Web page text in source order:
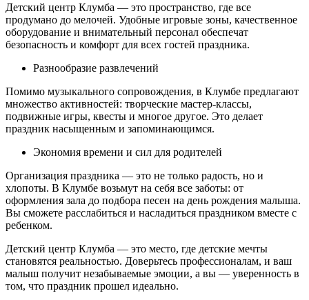
Детский центр Клумба — это пространство, где все
продумано до мелочей. Удобные игровые зоны, качественное
оборудование и внимательный персонал обеспечат
безопасность и комфорт для всех гостей праздника.
Разнообразие развлечений
Помимо музыкального сопровождения, в Клумбе предлагают
множество активностей: творческие мастер-классы,
подвижные игры, квесты и многое другое. Это делает
праздник насыщенным и запоминающимся.
Экономия времени и сил для родителей
Организация праздника — это не только радость, но и
хлопоты. В Клумбе возьмут на себя все заботы: от
оформления зала до подбора песен на день рождения малыша.
Вы сможете расслабиться и насладиться праздником вместе с
ребенком.
Детский центр Клумба — это место, где детские мечты
становятся реальностью. Доверьтесь профессионалам, и ваш
малыш получит незабываемые эмоции, а вы — уверенность в
том, что праздник прошел идеально.